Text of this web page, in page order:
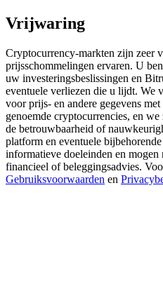
Deposit CASHCAT & Win
Share 500000 CASHCAT
Exclusive for BitMart Users
Register & Trade to Win
Vrijwaring
Cryptocurrency-markten zijn zeer
prijsschommelingen ervaren. U
uw investeringsbeslissingen en
eventuele verliezen die u lijdt. We
voor prijs- en andere gegevens
genoemde cryptocurrencies, en
de betrouwbaarheid of
platform en eventuele
informatieve doeleinden en
financieel of beleggingsadvies.
Gebruiksvoorwaarden en